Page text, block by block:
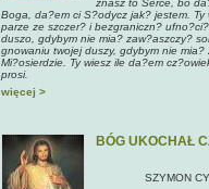
znasz to Serce, bo
Boga, da?em ci S?odycz jak? jestem.
parze ze szczer? i bezgraniczn?
duszo, gdybym nie mia? zaw?aszczy?
gnowaniu twojej duszy, gdybym nie
Mi?osierdzie. Ty wiesz ile da?em
prosi.
więcej >
BÓG UKOCHAŁ
SZYMON